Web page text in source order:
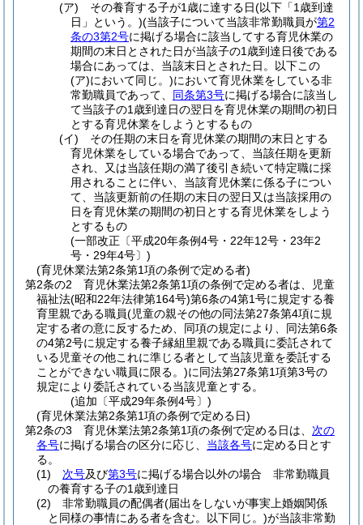
(ア)
その養育する子が1歳に達する日(以下「1歳到達
日」という。)(当該子について当該非常勤職員が第2
条の3第2号に掲げる場合に該当してする育児休業の
期間の末日とされた日が当該子の1歳到達日後である
場合にあっては、当該末日とされた日。以下この
(ア)において同じ。)において育児休業をしている非
常勤職員であって、 同条第3号に掲げる場合に該当し
て当該子の1歳到達日の翌日を育児休業の期間の初日
とする育児休業をしようとするもの
(イ)
その任期の末日を育児休業の期間の末日とする
育児休業をしている場合であって、当該任期を更新
され、又は当該任期の満了後引き続いて特定職に採
用されることに伴い、当該育児休業に係る子につい
て、当該更新前の任期の末日の翌日又は当該採用の
日を育児休業の期間の初日とする育児休業をしよう
とするもの
(一部改正〔平成20年条例4号・22年12号・23年2
号・29年4号〕)
(育児休業法第2条第1項の条例で定める者)
第2条の2
育児休業法第2条第1項の条例で定める者は、児童
福祉法(昭和22年法律第164号)第6条の4第1号に規定する養
育里親である職員(児童の親その他の同法第27条第4項に規
定する者の意に反するため、同項の規定により、同法第6条
の4第2号に規定する養子縁組里親である職員に委託されて
いる児童その他これに準じる者として当該児童を委託する
ことができない職員に限る。)に同法第27条第1項第3号の
規定により委託されている当該児童とする。
(追加〔平成29年条例4号〕)
(育児休業法第2条第1項の条例で定める日)
第2条の3
育児休業法第2条第1項の条例で定める日は、 次の
各号に掲げる場合の区分に応じ、 当該各号に定める日とす
る。
(1)
次号及び第3号に掲げる場合以外の場合 非常勤職員
の養育する子の1歳到達日
(2)
非常勤職員の配偶者(届出をしないが事実上婚姻関係
と同様の事情にある者を含む。以下同じ。)が当該非常勤